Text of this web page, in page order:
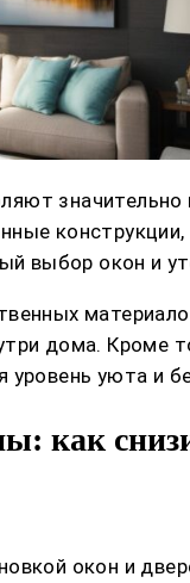
выбор окон и
дома. Кроме
уюта и
как
окон и